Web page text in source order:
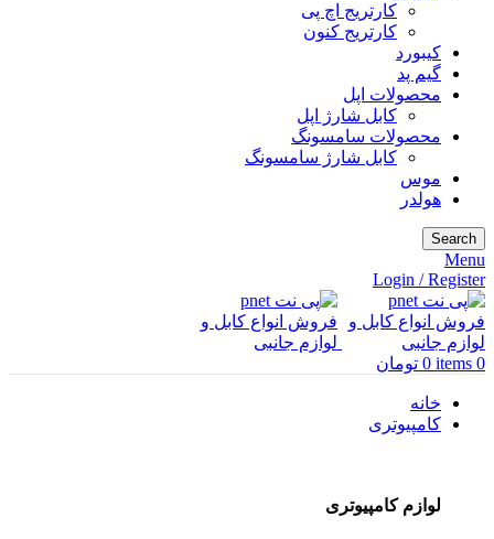
کارتریج اچ پی
کارتریج کنون
کیبورد
گیم پد
محصولات اپل
کابل شارژ اپل
محصولات سامسونگ
کابل شارژ سامسونگ
موس
هولدر
Search
Menu
Login / Register
0
items
0 تومان
خانه
کامپیوتری
لوازم کامپیوتری